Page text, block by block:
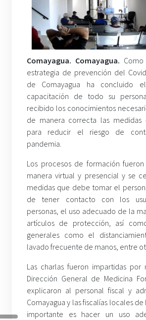
Comayagua. Comayagua.
estrategia de prevención del
de Comayagua ha concluido
capacitación de todo su
recibido los conocimientos
de manera correcta las medidas
para reducir el riesgo de
pandemia.
Los procesos de formación
manera virtual y presencial y se
medidas que debe tomar el
de tener contacto con los
personas, el uso adecuado de la
artículos de protección, así
generales como el
lavado frecuente de manos, entre
Las charlas fueron impartidas por
Dirección General de Medicina
explicaron al personal fiscal y
Comayagua y las fiscalías locales
importante es hacer un uso